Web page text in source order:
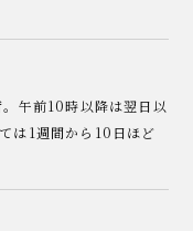
午前10時以降は翌日以
は1週間から10日ほど